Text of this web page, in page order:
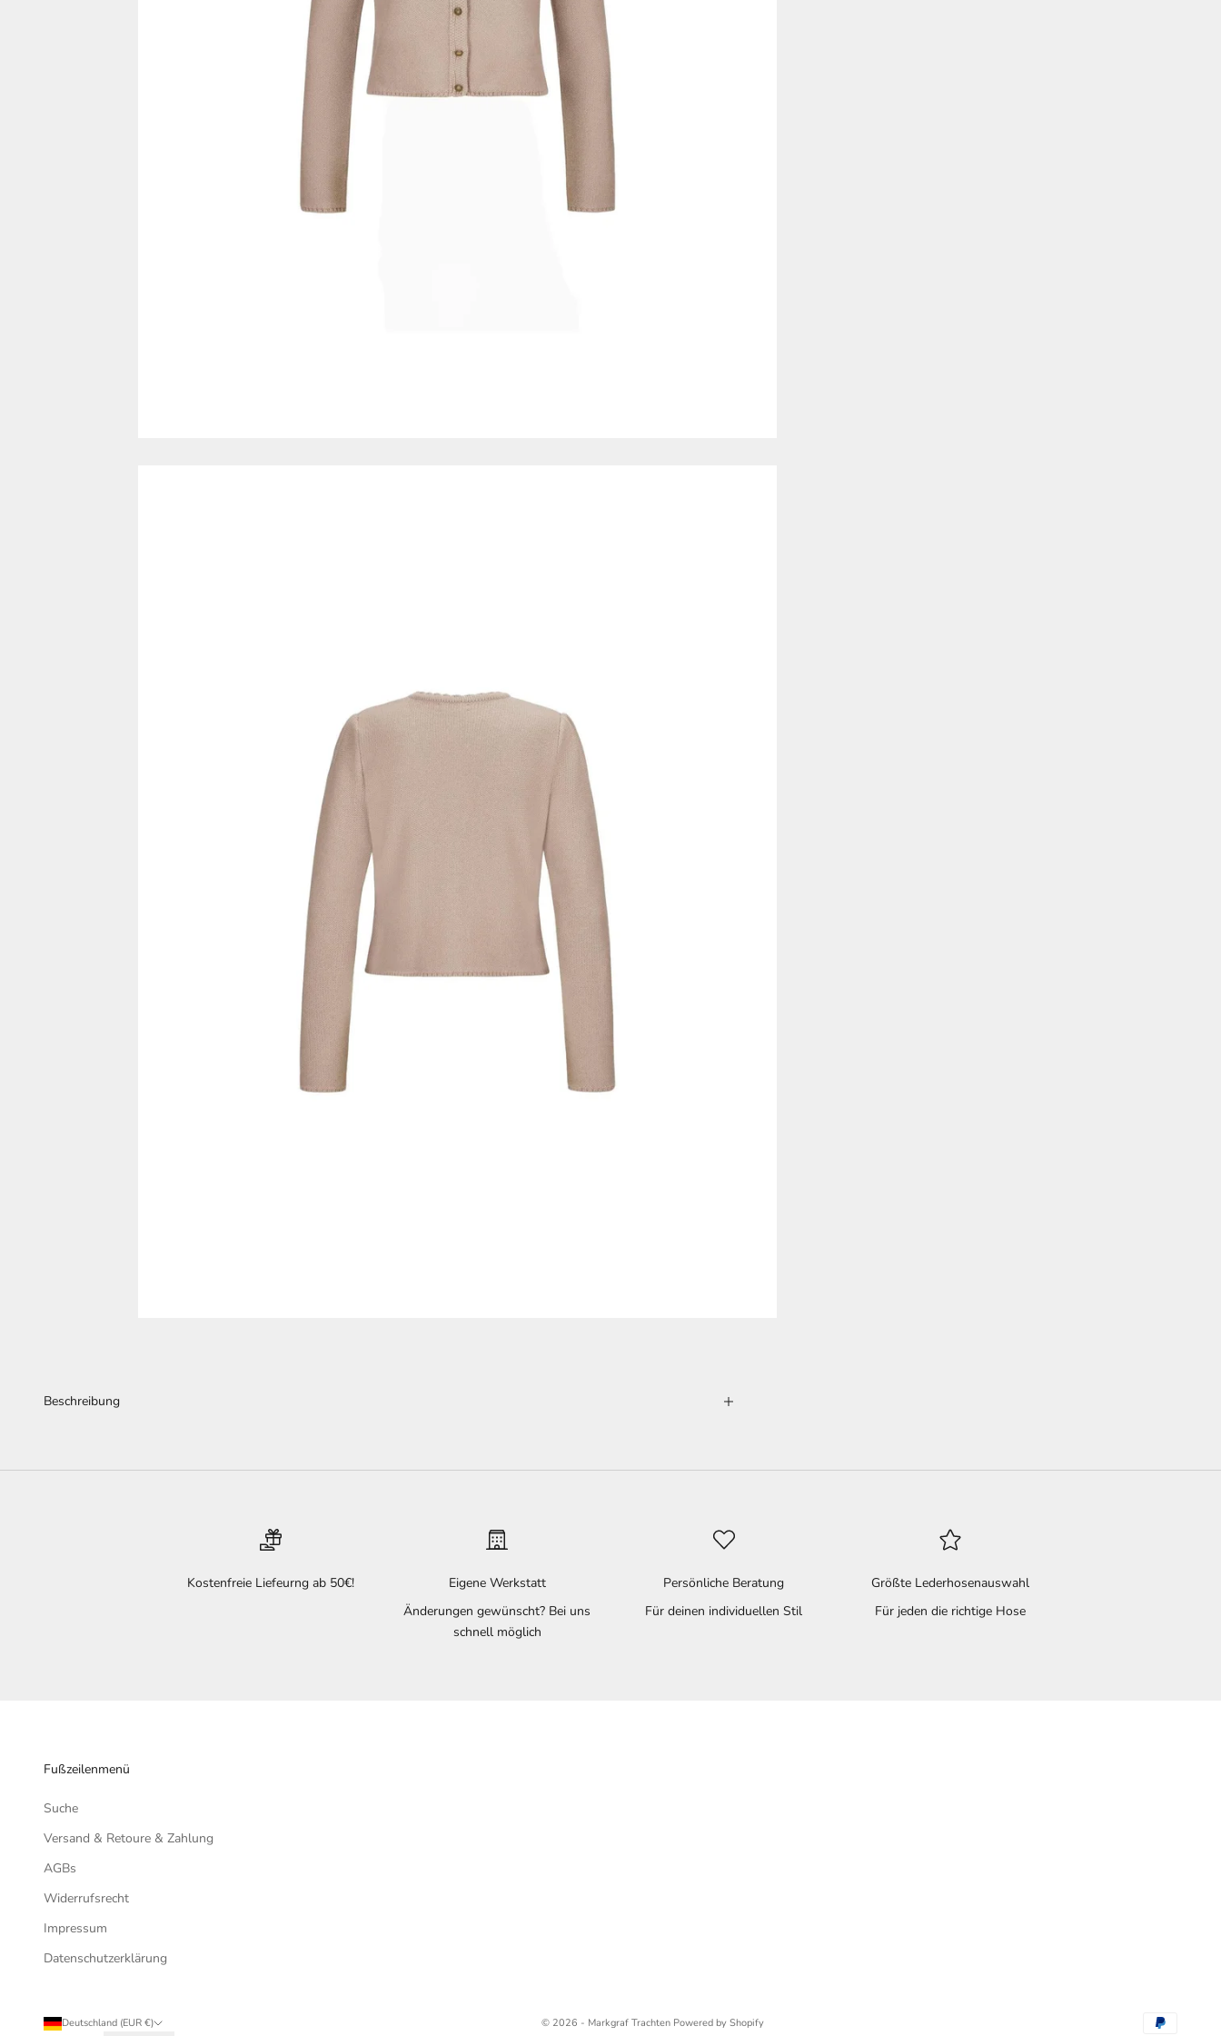
Beschreibung
Kostenfreie Liefeurng ab 50€!
Eigene Werkstatt
Änderungen gewünscht? Bei uns
schnell möglich
Persönliche Beratung
Für deinen individuellen Stil
Größte Lederhosenauswahl
Für jeden die richtige Hose
Fußzeilenmenü
Suche
Versand & Retoure & Zahlung
AGBs
Widerrufsrecht
Impressum
Datenschutzerklärung
Deutschland (EUR €) © 2026 - Markgraf Trachten Powered by Shopify